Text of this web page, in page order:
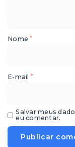
Nome*
E-mail *
Salvar meus
eu comentar.